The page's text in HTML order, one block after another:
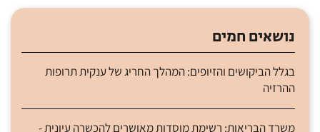
נושאים חמים
בגלל הביקושים והזיופים: המהלך החריג של ענקית תרופות
ההרזיה
משרד הבריאות: רשימת מוסדות מאושרים להכשרה עיונית -